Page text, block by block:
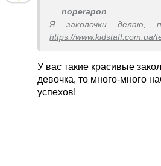
noperapon
Я заколочки делаю,
https://www.kidstaff.com.ua/
1222832.html
Ещё я реставрирую
Ещё делаю свадебные
У вас такие красивые
девочка, то много-много
успехов!